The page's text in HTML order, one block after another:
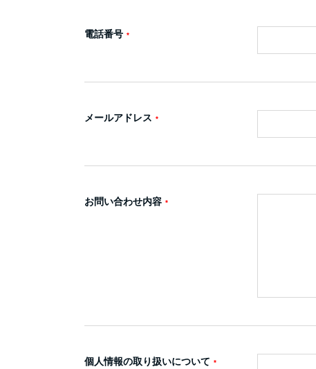
電話番号
メールアドレス
お問い合わせ内容
個人情報の取り扱いについて